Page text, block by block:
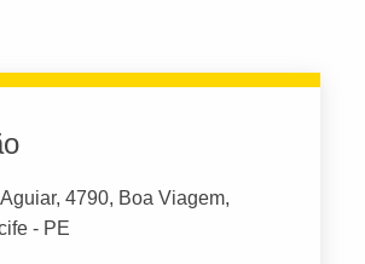
4790, Boa Viagem,
- PE